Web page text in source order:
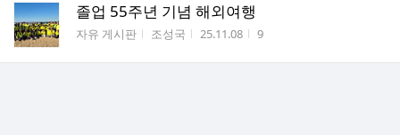
졸업 55주년 기념 해외여행
게시판명
자유 게시판 작성자
조성국 작성시간
25.11.08 조회수
9